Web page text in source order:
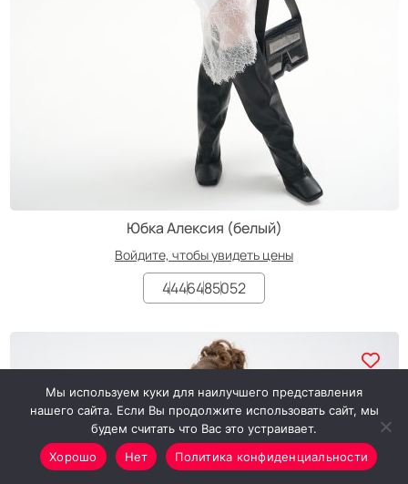
Юбка Алексия (белый)
Войдите, чтобы увидеть цены
4446485052
Мы используем куки для наилучшего представления
нашего сайта. Если Вы продолжите использовать сайт, мы
будем считать что Вас это устраивает.
Хорошо
Нет Политика конфиденциальности
Минимальный заказ от 7000₽